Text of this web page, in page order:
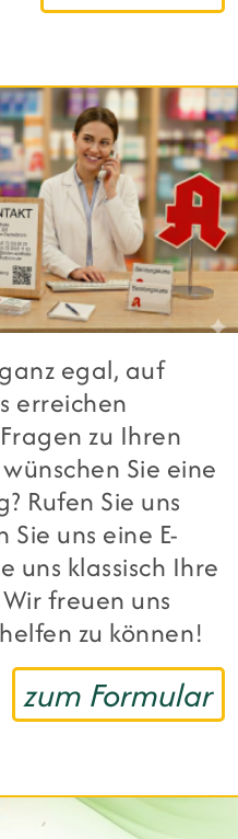
egal, auf
erreichen
zu Ihren
Sie eine
Rufen Sie uns
uns eine E-
uns klassisch Ihre
freuen uns
zu können!
zum Formular